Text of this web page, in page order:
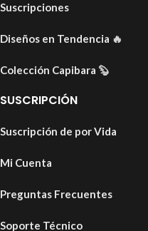
Suscripciones
Diseños en Tendencia 🔥
Colección Capibara 🦫
SUSCRIPCIÓN
Suscripción de por Vida
Mi Cuenta
Preguntas Frecuentes
Soporte Técnico